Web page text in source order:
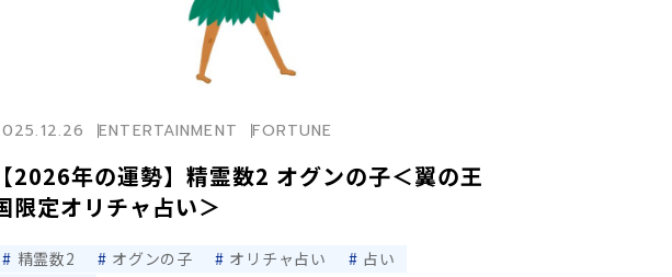
【2026年の運勢】精霊数2 オグンの子＜翼の王
限定オリチャ占い＞
ENTERTAINMENT FORTUNE
精霊数2 オグンの子 オリチャ占い
占い